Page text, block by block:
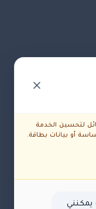
لتحسين الخدمة
أو بيانات بطاقة.
يمكنني